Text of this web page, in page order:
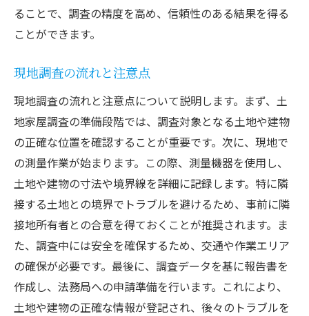
ることで、調査の精度を高め、信頼性のある結果を得る
ことができます。
現地調査の流れと注意点
現地調査の流れと注意点について説明します。まず、土
地家屋調査の準備段階では、調査対象となる土地や建物
の正確な位置を確認することが重要です。次に、現地で
の測量作業が始まります。この際、測量機器を使用し、
土地や建物の寸法や境界線を詳細に記録します。特に隣
接する土地との境界でトラブルを避けるため、事前に隣
接地所有者との合意を得ておくことが推奨されます。ま
た、調査中には安全を確保するため、交通や作業エリア
の確保が必要です。最後に、調査データを基に報告書を
作成し、法務局への申請準備を行います。これにより、
土地や建物の正確な情報が登記され、後々のトラブルを